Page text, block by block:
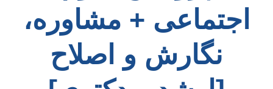
اجتماعی + مشاوره،
نگارش و اصلاح